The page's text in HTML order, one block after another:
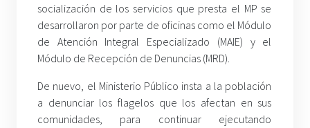
socialización de los servicios que presta el MP se
desarrollaron por parte de oficinas como el Módulo
de Atención Integral Especializado (MAIE) y el
Módulo de Recepción de Denuncias (MRD).
De nuevo, el Ministerio Público insta a la población
a denunciar los flagelos que los afectan en sus
comunidades, para continuar ejecutando